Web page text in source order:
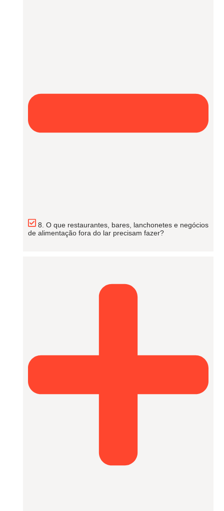
8. O que restaurantes, bares, lanchonetes e negócios
de alimentação fora do lar precisam fazer?